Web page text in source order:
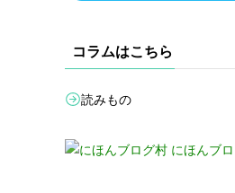
コラムはこちら
読みもの